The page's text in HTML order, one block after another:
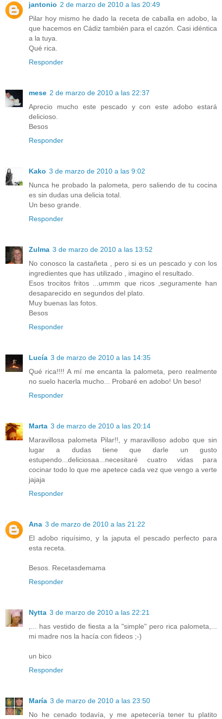
jantonio 2 de marzo de 2010 a las 20:49
Pilar hoy mismo he dado la receta de caballa en adobo, la
que hacemos en Cádiz también para el cazón. Casi idéntica
a la tuya.
Qué rica.
Responder
mese 2 de marzo de 2010 a las 22:37
Aprecio mucho este pescado y con este adobo estará
delicioso.
Besos
Responder
Kako 3 de marzo de 2010 a las 9:02
Nunca he probado la palometa, pero saliendo de tu cocina
es sin dudas una delicia total.
Un beso grande.
Responder
Zulma 3 de marzo de 2010 a las 13:52
No conosco la castañeta , pero si es un pescado y con los
ingredientes que has utilizado , imagino el resultado.
Esos trocitos fritos ...ummm que ricos ,seguramente han
desaparecido en segundos del plato.
Muy buenas las fotos.
Besos
Responder
Lucía 3 de marzo de 2010 a las 14:35
Qué rica!!!! A mí me encanta la palometa, pero realmente
no suelo hacerla mucho... Probaré en adobo! Un beso!
Responder
Marta 3 de marzo de 2010 a las 20:14
Maravillosa palometa Pilar!!, y maravilloso adobo que sin
lugar a dudas tiene que darle un gusto
estupendo...deliciosaa...necesitaré cuatro vidas para
cocinar todo lo que me apetece cada vez que vengo a verte
jajaja
Responder
Ana 3 de marzo de 2010 a las 21:22
El adobo riquísimo, y la japuta el pescado perfecto para
esta receta.
Besos. Recetasdemama
Responder
Nytta 3 de marzo de 2010 a las 22:21
,... has vestido de fiesta a la "simple" pero rica palometa,...
mi madre nos la hacía con fideos ;-)
un bico
Responder
María 3 de marzo de 2010 a las 23:50
No he cenado todavía, y me apetecería tener tu platito